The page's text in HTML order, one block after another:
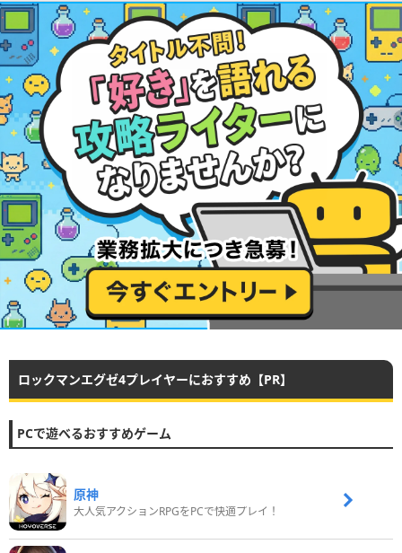
ロックマンエグゼ4プレイヤーにおすすめ【PR】
PCで遊べるおすすめゲーム
原神
大人気アクションRPGをPCで快適プレイ！